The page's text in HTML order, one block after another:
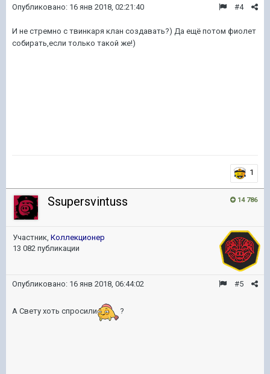
#4
Опубликовано: 16 янв 2018, 02:21:40
И не стремно с твинкаря клан создавать?) Да ещё потом фиолет
собирать,если только такой же!)
1
14 786
Ssupersvintuss
Участник, Коллекционер
13 082 публикации
#5
Опубликовано: 16 янв 2018, 06:44:02
А Свету хоть спросили ?